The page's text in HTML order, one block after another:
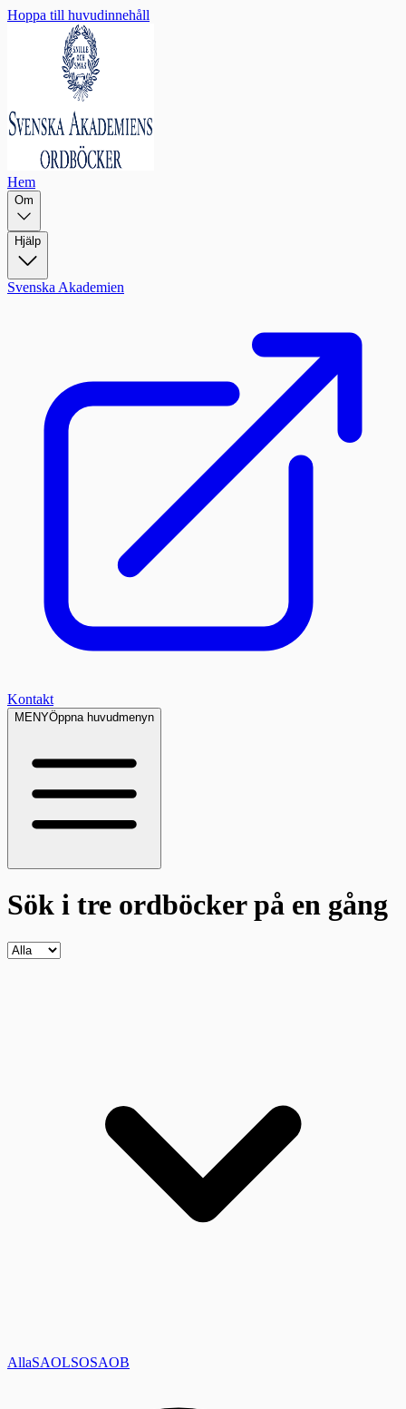
Hoppa till huvudinnehåll
Hem
Om
Hjälp
Svenska Akademien
Kontakt
MENYÖppna huvudmenyn
Sök i tre ordböckerpå en gång
AllaSAOLSOSAOB